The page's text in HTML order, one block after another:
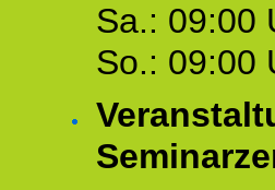
Sa.: 09:00
So.: 09:00